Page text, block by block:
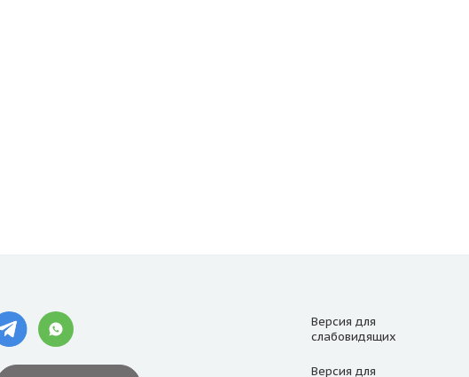
Версия для
слабовидящих
Версия для